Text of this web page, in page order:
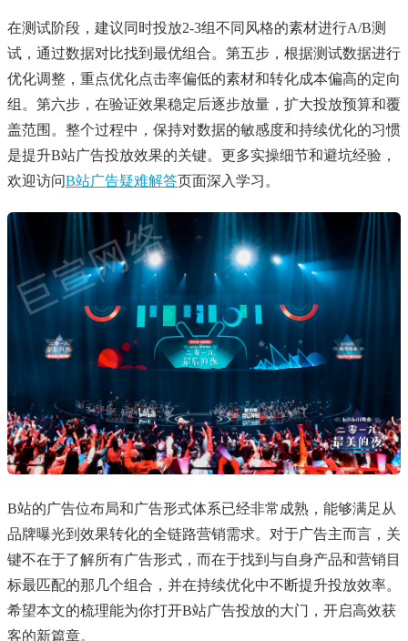
在测试阶段，建议同时投放2-3组不同风格的素材进行A/B测
试，通过数据对比找到最优组合。第五步，根据测试数据进行
优化调整，重点优化点击率偏低的素材和转化成本偏高的定向
组。第六步，在验证效果稳定后逐步放量，扩大投放预算和覆
盖范围。整个过程中，保持对数据的敏感度和持续优化的习惯
是提升B站广告投放效果的关键。更多实操细节和避坑经验，
欢迎访问B站广告疑难解答页面深入学习。
B站的广告位布局和广告形式体系已经非常成熟，能够满足从
品牌曝光到效果转化的全链路营销需求。对于广告主而言，关
键不在于了解所有广告形式，而在于找到与自身产品和营销目
标最匹配的那几个组合，并在持续优化中不断提升投放效率。
希望本文的梳理能为你打开B站广告投放的大门，开启高效获
客的新篇章。